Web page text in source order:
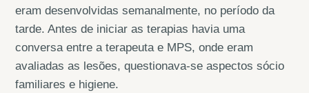
eram desenvolvidas semanalmente, no período da
tarde. Antes de iniciar as terapias havia uma
conversa entre a terapeuta e MPS, onde eram
avaliadas as lesões, questionava-se aspectos sócio
familiares e higiene.